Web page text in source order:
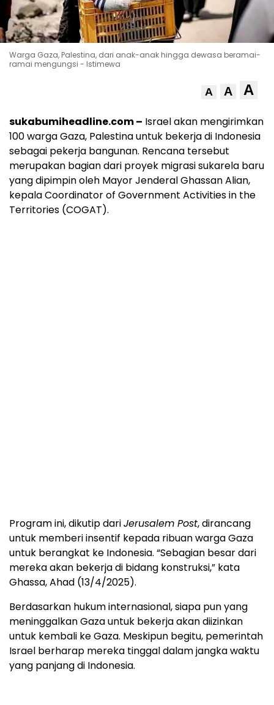
Warga Gaza, Palestina, dari anak-anak hingga dewasa beramai-
ramai mengungsi - Istimewa
A A A
sukabumiheadline.com – Israel akan mengirimkan
100 warga Gaza, Palestina untuk bekerja di Indonesia
sebagai pekerja bangunan. Rencana tersebut
merupakan bagian dari proyek migrasi sukarela baru
yang dipimpin oleh Mayor Jenderal Ghassan Alian,
kepala Coordinator of Government Activities in the
Territories (COGAT).
Program ini, dikutip dariJerusalem Post, dirancang
untuk memberi insentif kepada ribuan warga Gaza
untuk berangkat ke Indonesia. “Sebagian besar dari
mereka akan bekerja di bidang konstruksi,” kata
Ghassa, Ahad (13/4/2025).
Berdasarkan hukum internasional, siapa pun yang
meninggalkan Gaza untuk bekerja akan diizinkan
untuk kembali ke Gaza. Meskipun begitu, pemerintah
Israel berharap mereka tinggal dalam jangka waktu
yang panjang di Indonesia.